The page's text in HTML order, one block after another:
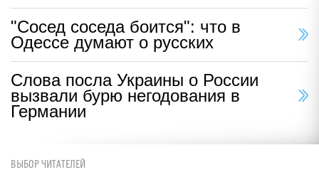
"Сосед соседа боится": что в
Одессе думают о русских
Слова посла Украины о России
вызвали бурю негодования в
Германии
ВЫБОР ЧИТАТЕЛЕЙ